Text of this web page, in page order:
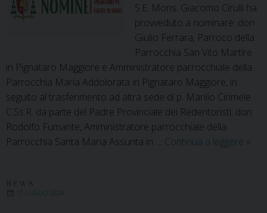
dal
S.E. Mons. Giacomo Cirulli ha
provveduto a nominare: don
Giulio Ferrara, Parroco della
Parrocchia San Vito Martire
in Pignataro Maggiore e Amministratore parrocchiale della
Parrocchia Maria Addolorata in Pignataro Maggiore, in
seguito al trasferimento ad altra sede di p. Manlio Cirimele
C.Ss.R. da parte del Padre Provinciale dei Redentoristi; don
Rodolfo Fumante, Amministratore parrocchiale della
Parrocchia Santa Maria Assunta in … Continua a leggere »
17 LUGLIO 2024